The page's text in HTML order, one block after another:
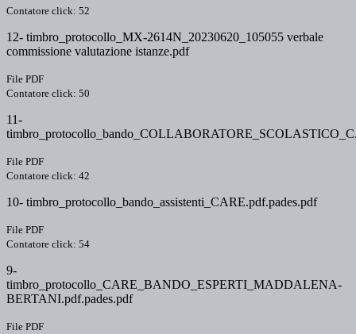
Contatore click: 52
12- timbro_protocollo_MX-2614N_20230620_105055 verbale
commissione valutazione istanze.pdf
File PDF
Contatore click: 50
11-
File PDF
Contatore click: 42
10- timbro_protocollo_bando_assistenti_CARE.pdf.pades.pdf
File PDF
Contatore click: 54
9-
timbro_protocollo_CARE_BANDO_ESPERTI_MADDALENA-
BERTANI.pdf.pades.pdf
File PDF